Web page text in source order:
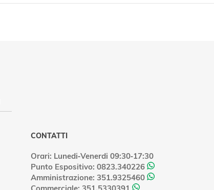
CONTATTI
Orari: Lunedi‑Venerdi 09:30‑17:30
Punto Espositivo: 0823.340226
Amministrazione: 351.9325460